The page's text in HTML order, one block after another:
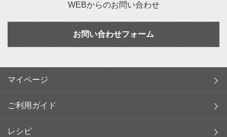
WEBからのお問い合わせ
お問い合わせフォーム
マイページ
ご利用ガイド
レシピ